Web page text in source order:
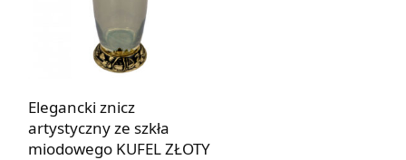
Elegancki znicz
artystyczny ze szkła
miodowego KUFEL ZŁOTY